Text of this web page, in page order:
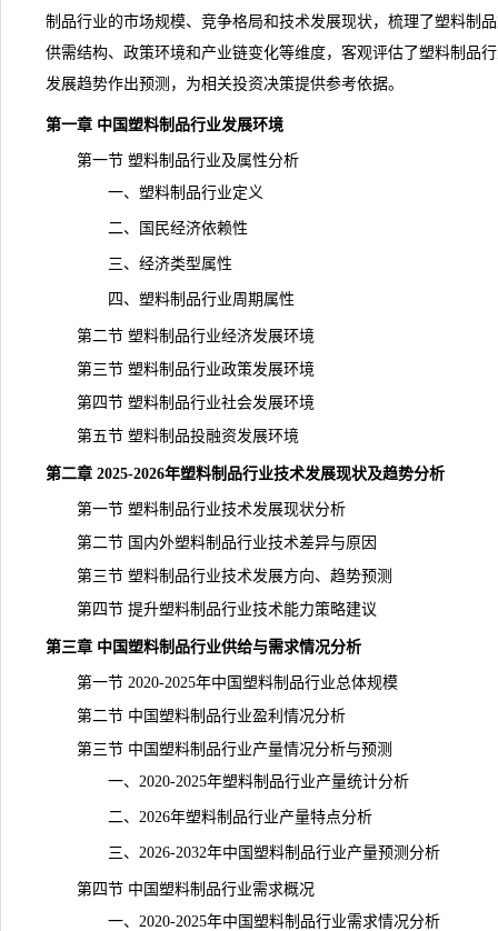
制品行业的市场规模、竞争格局和技术发展现状，梳理了塑料制
供需结构、政策环境和产业链变化等维度，客观评估了塑料制品
发展趋势作出预测 ，为相关投资决策提供参考依据。
第一章 中国塑料制品行业发展环境
第一节 塑料制品行业及属性分析
一、塑料制品行业定义
二、国民经济依赖性
三、经济类型属性
四、塑料制品行业周期属性
第二节 塑料制品行业经济发展环境
第三节 塑料制品行业政策发展环境
第四节 塑料制品行业社会发展环境
第五节 塑料制品投融资发展环境
第二章 2025-2026年塑料制品行业技术发展现状及趋势分析
第一节 塑料制品行业技术发展现状分析
第二节 国内外塑料制品行业技术差异与原因
第三节 塑料制品行业技术发展方向、趋势预测
第四节 提升塑料制品行业技术能力策略建议
第三章 中国塑料制品行业供给与需求情况分析
第一节 2020-2025年中国塑料制品行业总体规模
第二节 中国塑料制品行业盈利情况分析
第三节 中国塑料制品行业产量情况分析与预测
一、2020-2025年塑料制品行业产量统计分析
二、2026年塑料制品行业产量特点分析
三、2026-2032年中国塑料制品行业产量预测分析
第四节 中国塑料制品行业需求概况
一、2020-2025年中国塑料制品行业需求情况分析